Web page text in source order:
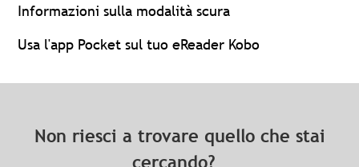
Informazioni sulla modalità scura
Usa l'app Pocket sul tuo eReader Kobo
Non riesci a trovare quello che stai
cercando?